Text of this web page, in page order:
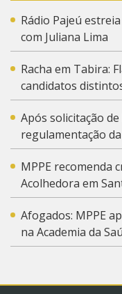
Rádio Pajeú
com Juliana Lima
Racha em Tabira:
candidatos
Após solicitação
regulamentação
MPPE recomenda
Acolhedora em
Afogados: MPPE
na Academia da